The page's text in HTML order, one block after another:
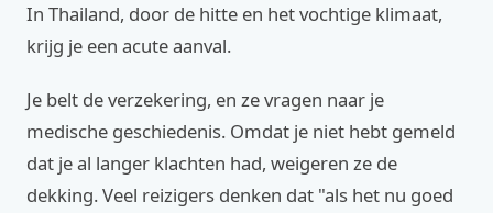
In Thailand, door de hitte en het vochtige klimaat,
krijg je een acute aanval.
Je belt de verzekering, en ze vragen naar je
medische geschiedenis. Omdat je niet hebt gemeld
dat je al langer klachten had, weigeren ze de
dekking. Veel reizigers denken dat "als het nu goed